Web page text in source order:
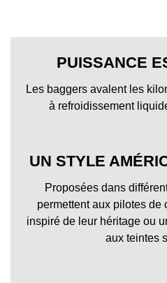
PUISSANCE
Les baggers avalent les
à refroidissement
UN STYLE
Proposées dans
permettent aux pilotes de
inspiré de leur héritage ou
aux teintes